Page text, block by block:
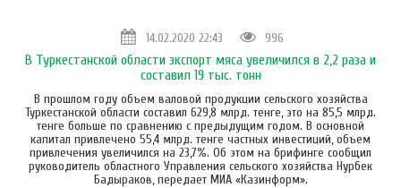
14.02.2020 22:43 996
В Туркестанской области экспорт мяса увеличился в 2,2 раза и
составил 19 тыс. тонн
В прошлом году объем валовой продукции сельского хозяйства
Туркестанской области составил 629,8 млрд. тенге, это на 85,5 млрд.
тенге больше по сравнению с предыдущим годом. В основной
капитал привлечено 55,4 млрд. тенге частных инвестиций, объем
привлечения увеличился на 23,7%. Об этом на брифинге сообщил
руководитель областного Управления сельского хозяйства Нурбек
Бадыраков, передает МИА «Казинформ».